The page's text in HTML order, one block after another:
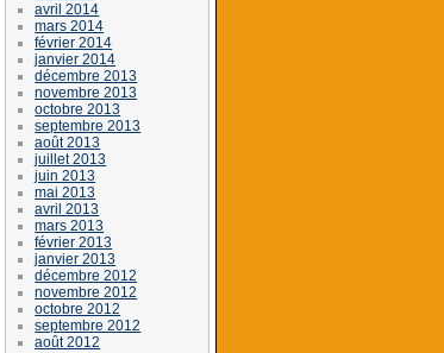
avril 2014
mars 2014
février 2014
janvier 2014
décembre 2013
novembre 2013
octobre 2013
septembre 2013
août 2013
juillet 2013
juin 2013
mai 2013
avril 2013
mars 2013
février 2013
janvier 2013
décembre 2012
novembre 2012
octobre 2012
septembre 2012
août 2012